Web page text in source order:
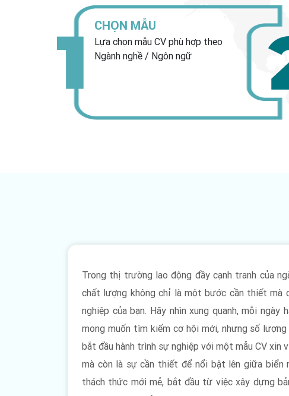
CHỌN MẪU
Lựa chọn mẫu CV phù hợp theo
Ngành nghề / Ngôn ngữ
Trong thị trường lao động đầy cạnh tranh của
chất lượng không chỉ là một bước cần thiết mà
nghiệp của bạn. Hãy nhìn xung quanh, mỗi
mong muốn tìm kiếm cơ hội mới, nhưng số
bắt đầu hành trình sự nghiệp với một mẫu CV xin
mà còn là sự cần thiết để nổi bật lên giữa biển
thách thức mới mẻ, bắt đầu từ việc xây dựng